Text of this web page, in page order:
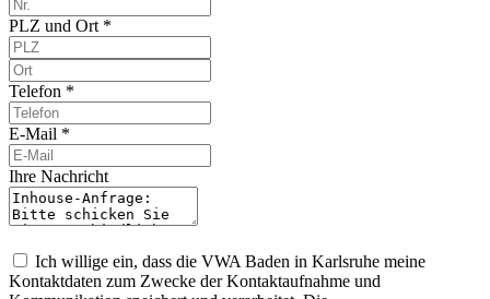
PLZ und Ort *
Telefon *
E-Mail *
Ihre Nachricht
Ich willige ein, dass die VWA Baden in Karlsruhe meine
Kontaktdaten zum Zwecke der Kontaktaufnahme und